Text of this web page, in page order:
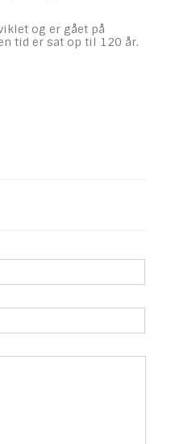
og er gået på
tid er sat op til 120 år.